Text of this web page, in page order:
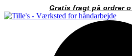
til
Gratis fragt på ordrer